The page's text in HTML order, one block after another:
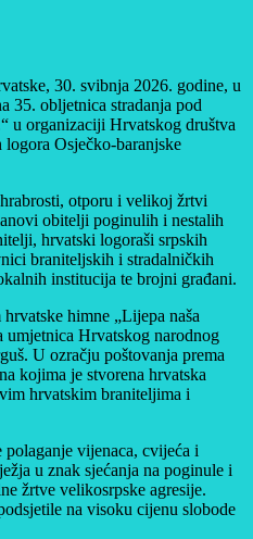
30. svibnja 2026. godine, u
35. obljetnica stradanja pod
u organizaciji Hrvatskog društva
Osječko-baranjske
otporu i velikoj žrtvi
obitelji poginulih i nestalih
hrvatski logoraši srpskih
braniteljskih i stradalničkih
institucija te brojni građani.
himne „Lijepa naša
Hrvatskog narodnog
U ozračju poštovanja prema
kojima je stvorena hrvatska
hrvatskim braniteljima i
vijenaca, cvijeća i
u znak sjećanja na poginule i
žrtve velikosrpske agresije.
na visoku cijenu slobode